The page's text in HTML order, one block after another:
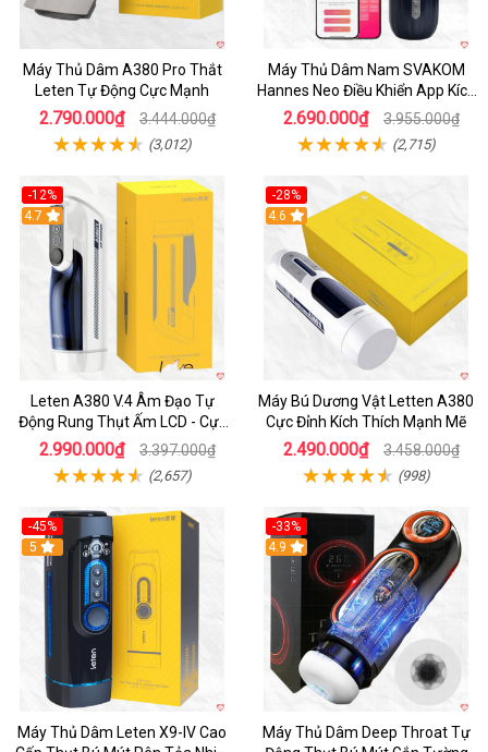
Máy Thủ Dâm A380 Pro Thắt
Leten Tự Động Cực Mạnh
2.790.000₫ 3.444.000₫
(3,012)
Máy Thủ Dâm Nam SVAKOM
Hannes Neo Điều Khiển App Kích
Thích
2.690.000₫ 3.955.000₫
(2,715)
-12%
Hot
4.7
Leten A380 V.4 Âm Đạo Tự
Động Rung Thụt Ấm LCD - Cực
Phê
2.990.000₫ 3.397.000₫
(2,657)
-28%
Hot
4.6
Máy Bú Dương Vật Letten A380
Cực Đỉnh Kích Thích Mạnh Mẽ
2.490.000₫ 3.458.000₫
(998)
-45%
Hot
5
Máy Thủ Dâm Leten X9-IV Cao
-33%
Hot
4.9
Máy Thủ Dâm Deep Throat Tự